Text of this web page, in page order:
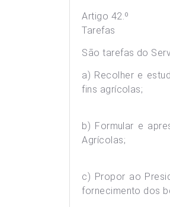
Artigo 42.º
Tarefas
São tarefas do
a) Recolher e
fins agrícolas;
b) Formular e
Agrícolas;
c) Propor ao
fornecimento dos